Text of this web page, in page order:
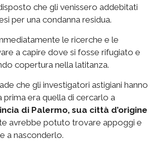
che gli venissero addebitati
per una condanna residua.
le ricerche e le
a capire dove si fosse rifugiato e
copertura nella latitanza.
che gli investigatori astigiani hanno
prima era quella di cercarlo a
di Palermo, sua città d’origine
avrebbe potuto trovare appoggi e
a nasconderlo.